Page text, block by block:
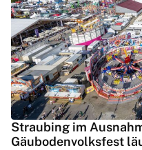
Straubing im
Gäubodenvolksfest